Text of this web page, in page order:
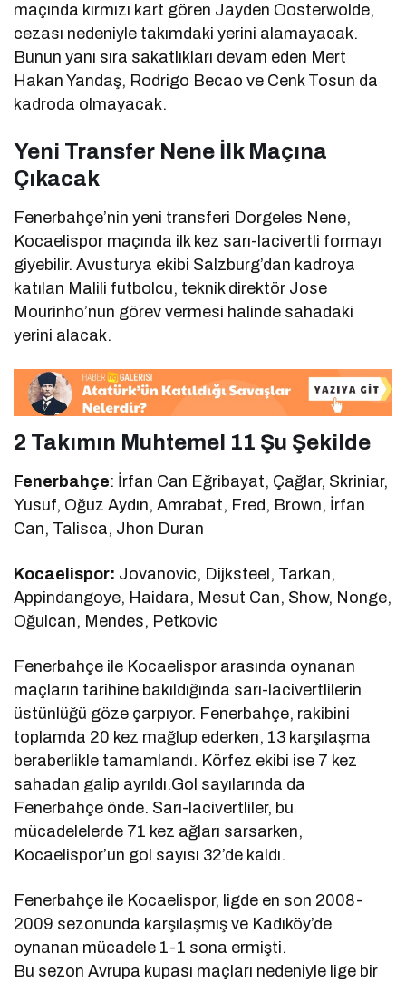
maçında kırmızı kart gören Jayden Oosterwolde,
cezası nedeniyle takımdaki yerini alamayacak.
Bunun yanı sıra sakatlıkları devam eden Mert
Hakan Yandaş, Rodrigo Becao ve Cenk Tosun da
kadroda olmayacak.
Yeni Transfer Nene İlk Maçına
Çıkacak
Fenerbahçe’nin yeni transferi Dorgeles Nene,
Kocaelispor maçında ilk kez sarı-lacivertli formayı
giyebilir. Avusturya ekibi Salzburg’dan kadroya
katılan Malili futbolcu, teknik direktör Jose
Mourinho’nun görev vermesi halinde sahadaki
yerini alacak.
2 Takımın Muhtemel 11 Şu Şekilde
Fenerbahçe: İrfan Can Eğribayat, Çağlar, Skriniar,
Yusuf, Oğuz Aydın, Amrabat, Fred, Brown, İrfan
Can, Talisca, Jhon Duran
Kocaelispor: Jovanovic, Dijksteel, Tarkan,
Appindangoye, Haidara, Mesut Can, Show, Nonge,
Oğulcan, Mendes, Petkovic
Fenerbahçe ile Kocaelispor arasında oynanan
maçların tarihine bakıldığında sarı-lacivertlilerin
üstünlüğü göze çarpıyor. Fenerbahçe, rakibini
toplamda 20 kez mağlup ederken, 13 karşılaşma
beraberlikle tamamlandı. Körfez ekibi ise 7 kez
sahadan galip ayrıldı.Gol sayılarında da
Fenerbahçe önde. Sarı-lacivertliler, bu
mücadelelerde 71 kez ağları sarsarken,
Kocaelispor’un gol sayısı 32’de kaldı.
Fenerbahçe ile Kocaelispor, ligde en son 2008-
2009 sezonunda karşılaşmış ve Kadıköy’de
oynanan mücadele 1-1 sona ermişti.
Bu sezon Avrupa kupası maçları nedeniyle lige bir